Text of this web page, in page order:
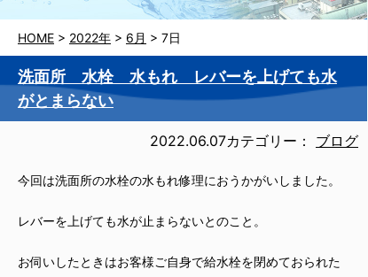
HOME > 2022年 > 6月 > 7日
洗面所 水栓 水もれ レバーを上げても水
がとまらない
2022.06.07カテゴリー： ブログ
今回は洗面所の水栓の水もれ修理におうかがいしました。
レバーを上げても水が止まらないとのこと。
お伺いしたときはお客様ご自身で給水栓を閉めておられた